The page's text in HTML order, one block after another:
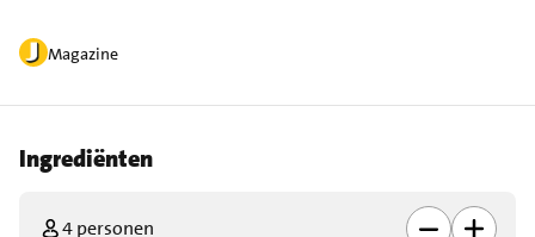
Magazine
Ingrediënten
4 personen